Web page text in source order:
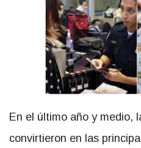
En el último año y medio,
convirtieron en las